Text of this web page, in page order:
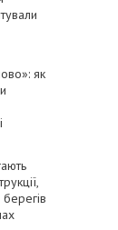
як